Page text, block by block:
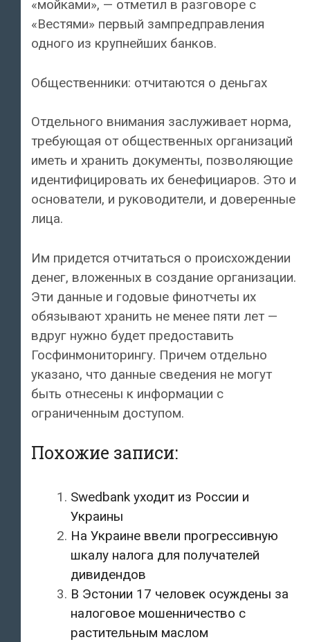
«мойками», — отметил в разговоре с
«Вестями» первый зампредправления
одного из крупнейших банков.
Общественники: отчитаются о деньгах
Отдельного внимания заслуживает норма,
требующая от общественных организаций
иметь и хранить документы, позволяющие
идентифицировать их бенефициаров. Это и
основатели, и руководители, и доверенные
лица.
Им придется отчитаться о происхождении
денег, вложенных в создание организации.
Эти данные и годовые финотчеты их
обязывают хранить не менее пяти лет —
вдруг нужно будет предоставить
Госфинмониторингу. Причем отдельно
указано, что данные сведения не могут
быть отнесены к информации с
ограниченным доступом.
Похожие записи:
Swedbank уходит из России и
Украины
На Украине ввели прогрессивную
шкалу налога для получателей
дивидендов
В Эстонии 17 человек осуждены за
налоговое мошенничество с
растительным маслом